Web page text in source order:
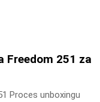
Freedom 251 za
Proces unboxingu